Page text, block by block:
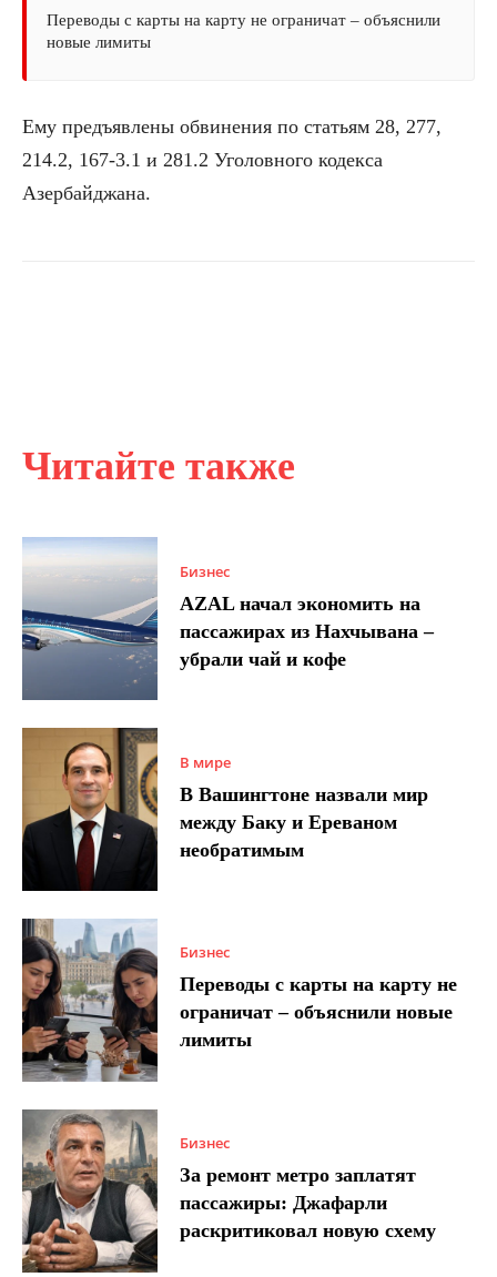
Читайте также
Бизнес
AZAL начал экономить на
пассажирах из Нахчывана –
убрали чай и кофе
В мире
В Вашингтоне назвали мир
между Баку и Ереваном
необратимым
Бизнес
Переводы с карты на карту не
ограничат – объяснили новые
лимиты
Бизнес
За ремонт метро заплатят
пассажиры: Джафарли
раскритиковал новую схему
Переводы с карты на карту не ограничат – объяснили
новые лимиты
Ему предъявлены обвинения по статьям 28, 277,
214.2, 167-3.1 и 281.2 Уголовного кодекса
Азербайджана.